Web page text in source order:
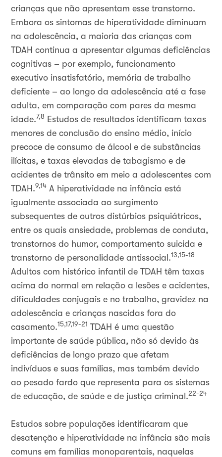
crianças que não apresentam esse transtorno.
Embora os sintomas de hiperatividade diminuam
na adolescência, a maioria das crianças com
TDAH continua a apresentar algumas deficiências
cognitivas – por exemplo, funcionamento
executivo insatisfatório, memória de trabalho
deficiente – ao longo da adolescência até a fase
adulta, em comparação com pares da mesma
idade.7,8 Estudos de resultados identificam taxas
menores de conclusão do ensino médio, início
precoce de consumo de álcool e de substâncias
ilícitas, e taxas elevadas de tabagismo e de
acidentes de trânsito em meio a adolescentes com
TDAH.9,14 A hiperatividade na infância está
igualmente associada ao surgimento
subsequentes de outros distúrbios psiquiátricos,
entre os quais ansiedade, problemas de conduta,
transtornos do humor, comportamento suicida e
transtorno de personalidade antissocial.13,15-18
Adultos com histórico infantil de TDAH têm taxas
acima do normal em relação a lesões e acidentes,
dificuldades conjugais e no trabalho, gravidez na
adolescência e crianças nascidas fora do
casamento.15,17,19-21 TDAH é uma questão
importante de saúde pública, não só devido às
deficiências de longo prazo que afetam
indivíduos e suas famílias, mas também devido
ao pesado fardo que representa para os sistemas
de educação, de saúde e de justiça criminal.22-24
Estudos sobre populações identificaram que
desatenção e hiperatividade na infância são mais
comuns em famílias monoparentais, naquelas